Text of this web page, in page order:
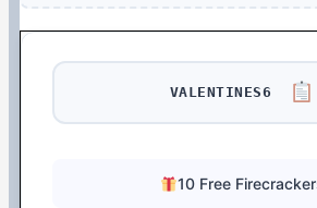
VALENTINES6
10 Free